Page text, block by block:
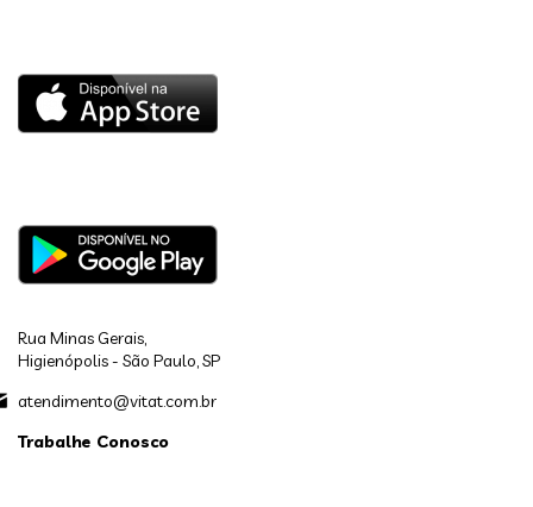
Rua Minas Gerais,
Higienópolis - São Paulo, SP
atendimento@vitat.com.br
Trabalhe Conosco